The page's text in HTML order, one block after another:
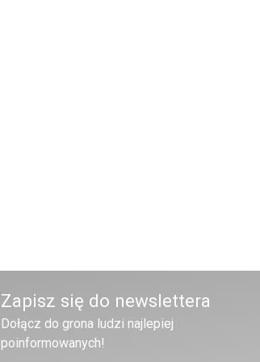
Zapisz się do newslettera
Dołącz do grona ludzi najlepiej
poinformowanych!